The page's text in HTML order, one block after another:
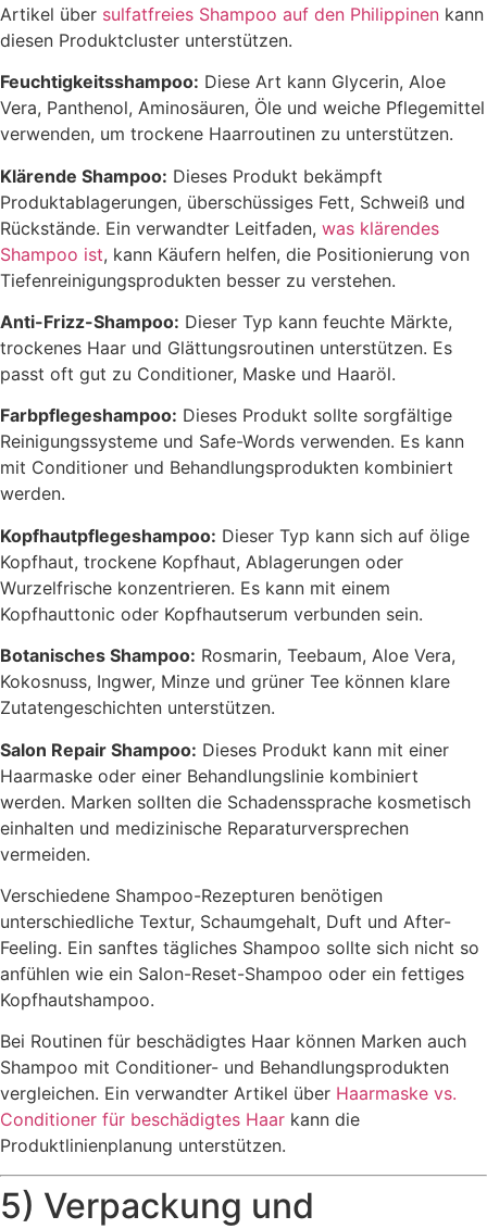
Artikel über sulfatfreies Shampoo auf den Philippinen kann
diesen Produktcluster unterstützen.
Feuchtigkeitsshampoo: Diese Art kann Glycerin, Aloe
Vera, Panthenol, Aminosäuren, Öle und weiche Pflegemittel
verwenden, um trockene Haarroutinen zu unterstützen.
Klärende Shampoo: Dieses Produkt bekämpft
Produktablagerungen, überschüssiges Fett, Schweiß und
Rückstände. Ein verwandter Leitfaden, was klärendes
Shampoo ist, kann Käufern helfen, die Positionierung von
Tiefenreinigungsprodukten besser zu verstehen.
Anti-Frizz-Shampoo: Dieser Typ kann feuchte Märkte,
trockenes Haar und Glättungsroutinen unterstützen. Es
passt oft gut zu Conditioner, Maske und Haaröl.
Farbpflegeshampoo: Dieses Produkt sollte sorgfältige
Reinigungssysteme und Safe-Words verwenden. Es kann
mit Conditioner und Behandlungsprodukten kombiniert
werden.
Kopfhautpflegeshampoo: Dieser Typ kann sich auf ölige
Kopfhaut, trockene Kopfhaut, Ablagerungen oder
Wurzelfrische konzentrieren. Es kann mit einem
Kopfhauttonic oder Kopfhautserum verbunden sein.
Botanisches Shampoo: Rosmarin, Teebaum, Aloe Vera,
Kokosnuss, Ingwer, Minze und grüner Tee können klare
Zutatengeschichten unterstützen.
Salon Repair Shampoo: Dieses Produkt kann mit einer
Haarmaske oder einer Behandlungslinie kombiniert
werden. Marken sollten die Schadenssprache kosmetisch
einhalten und medizinische Reparaturversprechen
vermeiden.
Verschiedene Shampoo-Rezepturen benötigen
unterschiedliche Textur, Schaumgehalt, Duft und After-
Feeling. Ein sanftes tägliches Shampoo sollte sich nicht so
anfühlen wie ein Salon-Reset-Shampoo oder ein fettiges
Kopfhautshampoo.
Bei Routinen für beschädigtes Haar können Marken auch
Shampoo mit Conditioner- und Behandlungsprodukten
vergleichen. Ein verwandter Artikel über Haarmaske vs.
Conditioner für beschädigtes Haar kann die
Produktlinienplanung unterstützen.
5) Verpackung und